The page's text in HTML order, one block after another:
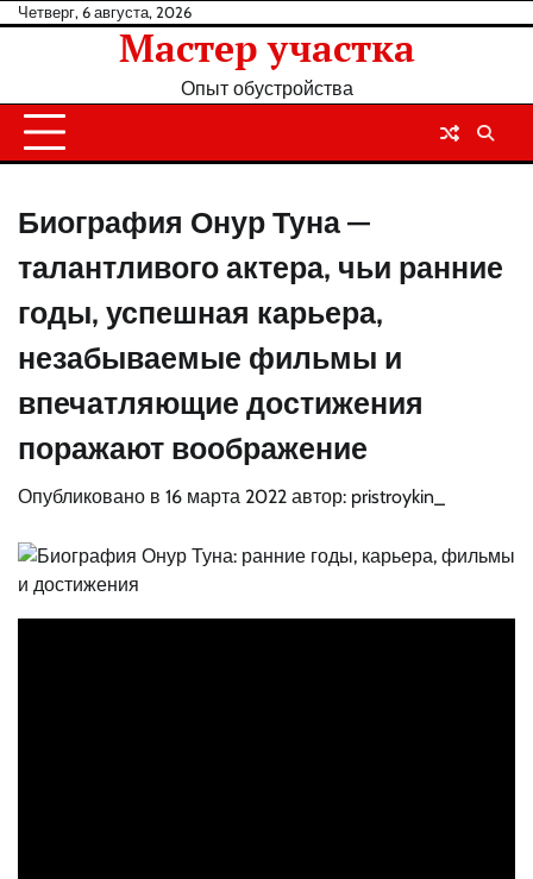
Перейти
Четверг, 6 августа, 2026
Мастер участка
Опыт обустройства
Биография Онур Туна —
талантливого актера, чьи ранние
годы, успешная карьера,
незабываемые фильмы и
впечатляющие достижения
поражают воображение
Опубликовано в 16 марта 2022 автор: pristroykin_